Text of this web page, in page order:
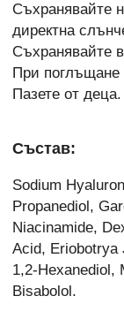
Съхранявайте
директна
Съхранявайте
При поглъщане
Пазете от деца.
Състав:
Sodium
Propanediol,
Niacinamide,
Acid, Eriobotrya
1,2-Hexanediol,
Bisabolol.